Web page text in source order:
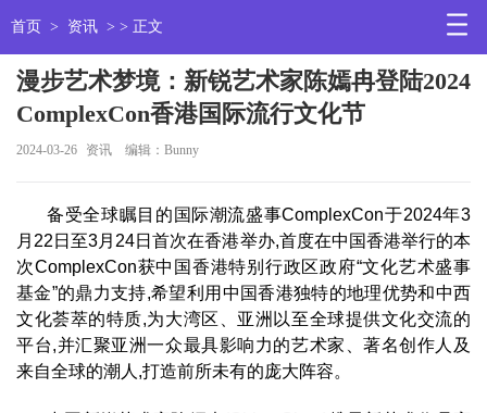
首页 > 资讯 > > 正文
漫步艺术梦境：新锐艺术家陈嫣冉登陆2024
ComplexCon香港国际流行文化节
2024-03-26 资讯 编辑：Bunny
备受全球瞩目的国际潮流盛事ComplexCon于2024年3
月22日至3月24日首次在香港举办,首度在中国香港举行的本
次ComplexCon获中国香港特别行政区政府“文化艺术盛事
基金”的鼎力支持,希望利用中国香港独特的地理优势和中西
文化荟萃的特质,为大湾区、亚洲以至全球提供文化交流的
平台,并汇聚亚洲一众最具影响力的艺术家、著名创作人及
来自全球的潮人,打造前所未有的庞大阵容。